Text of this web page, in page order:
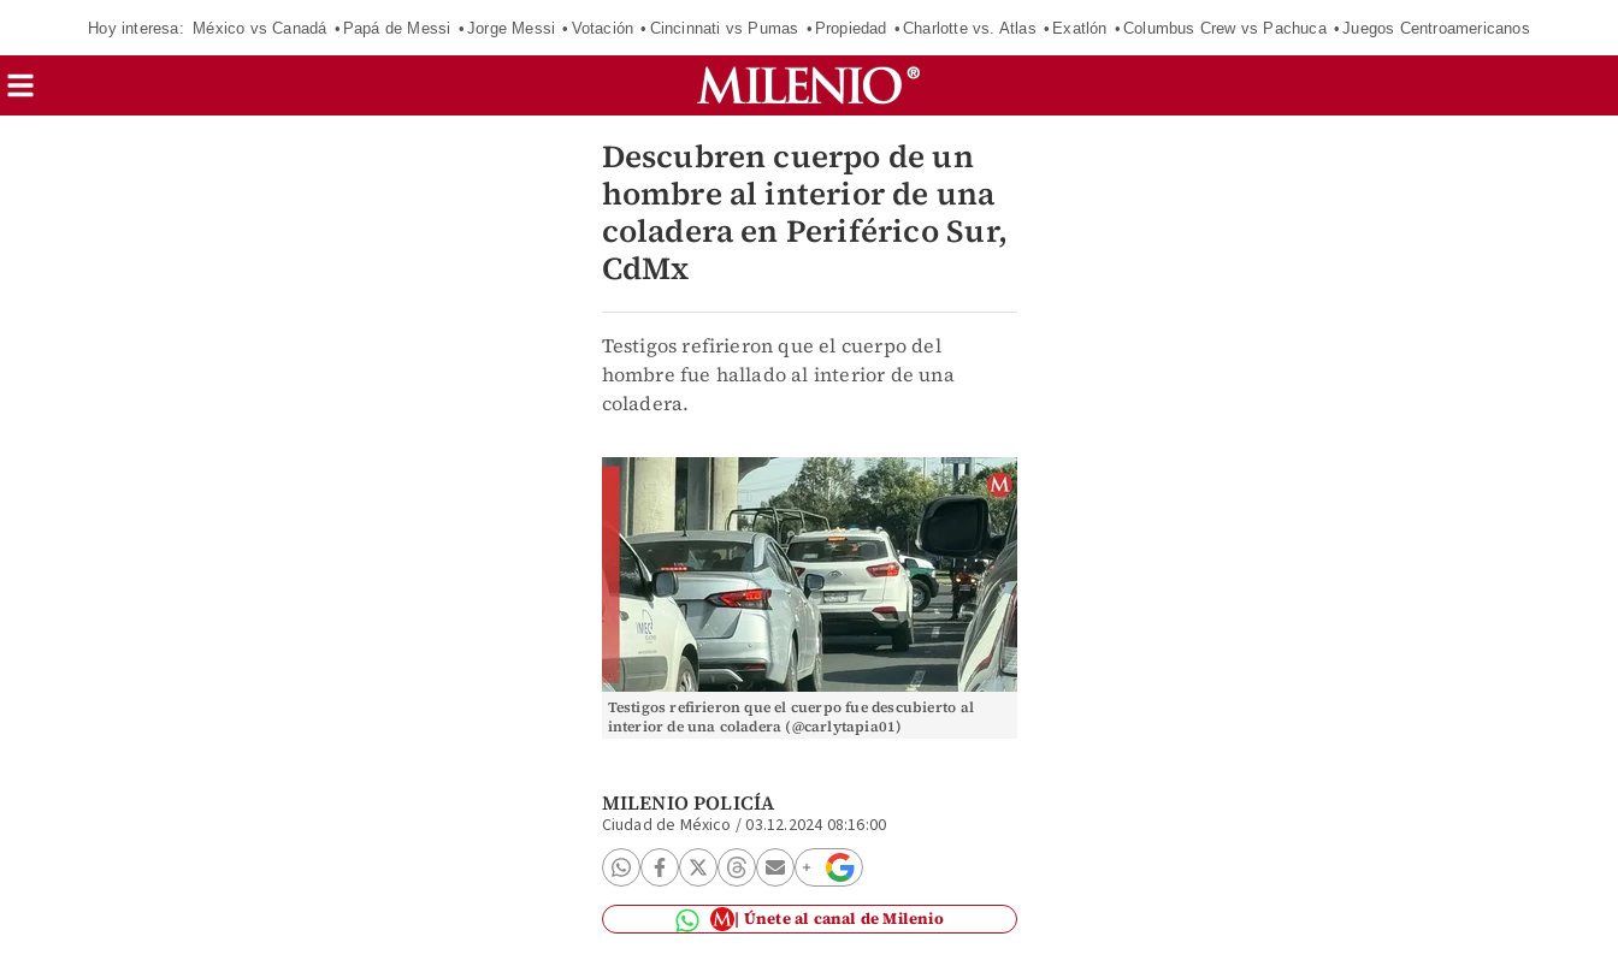
Hoy interesa: México vs Canadá Papá de Messi Jorge Messi Votación Cincinnati vs Pumas Propiedad Charlotte vs. Atlas Exatlón Columbus Crew vs Pachuca Juegos Centroamericanos
Descubren cuerpo de un
hombre al interior de una
coladera en Periférico Sur,
CdMx
Testigos refirieron que el cuerpo del
hombre fue hallado al interior de una
coladera.
Testigos refirieron que el cuerpo fue descubierto al
interior de una coladera (@carlytapia01)
MILENIO POLICÍA
Ciudad de México /03.12.2024 08:16:00
Únete al canal de Milenio